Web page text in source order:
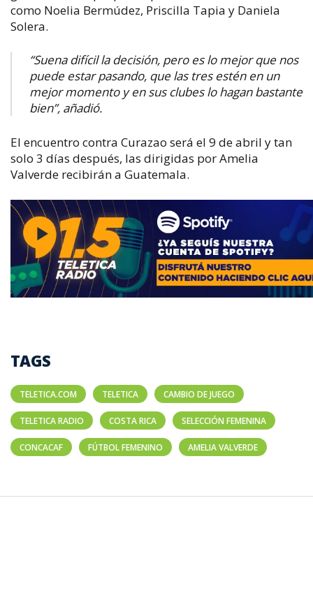
como Noelia Bermúdez, Priscilla Tapia y Daniela
Solera.
“Suena difícil la decisión, pero es lo mejor que nos
puede estar pasando, que las tres estén en un
mejor momento y en sus clubes lo hagan bastante
bien”, añadió.
El encuentro contra Curazao será el 9 de abril y tan
solo 3 días después, las dirigidas por Amelia
Valverde recibirán a Guatemala.
TAGS
TELETICA.COM TELETICA CAMBIO DE JUEGO
TELETICA RADIO COSTA RICA SELECCIÓN FEMENINA
CONCACAF FÚTBOL FEMENINO AMELIA VALVERDE